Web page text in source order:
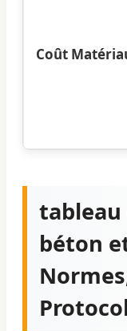
Coût
tableau
béton